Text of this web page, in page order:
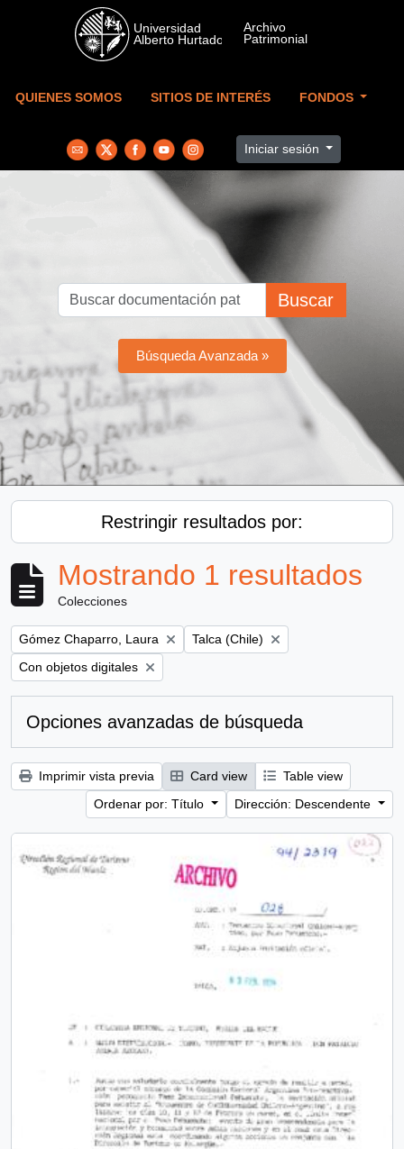
Skip to main content
QUIENES SOMOS SITIOS DE INTERÉS FONDOS
Iniciar sesión
Buscar
Búsqueda Avanzada »
Restringir resultados por:
Mostrando 1 resultados
Colecciones
Remove filter:
Gómez Chaparro, Laura Remove filter:
Talca (Chile)
Remove filter:
Con objetos digitales
Opciones avanzadas de búsqueda
Imprimir vista previa Card view
Table view
Ordenar por: Título
Dirección: Descendente